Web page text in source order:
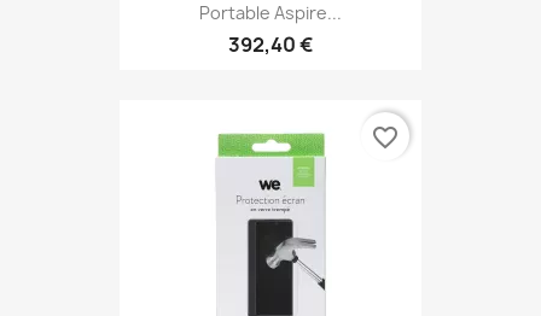
Portable Aspire...
392,40 €
favorite_border